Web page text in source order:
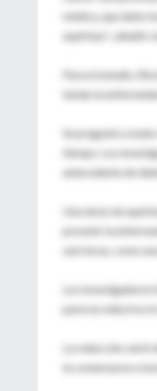
médica, que debe
aspirinas",, añadió
Para el estudio,
tenían la
Se preguntó a
tiempo. Los
antecedente de
Una dosis de
prevenir la
seis horas, como
Los
parecía reducirse
La reducción varió
la comenzaron a